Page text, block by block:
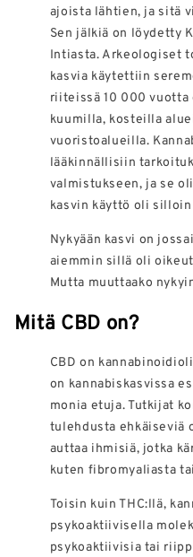
ajoista lähtien, ja sitä
Sen jälkiä on löydetty
Intiasta. Arkeologiset
kasvia käytettiin
riiteissä 10 000 vuotta
kuumilla, kosteilla
vuoristoalueilla.
lääkinnällisiin
valmistukseen, ja se
kasvin käyttö oli
Nykyään kasvi on
aiemmin sillä oli
Mutta muuttaako
Mitä CBD on?
CBD on
on kannabiskasvissa
monia etuja. Tutkijat
tulehdusta ehkäiseviä
auttaa ihmisiä, jotka
kuten fibromyaliasta
Toisin kuin THC:llä,
psykoaktiivisella
psykoaktiivisia tai